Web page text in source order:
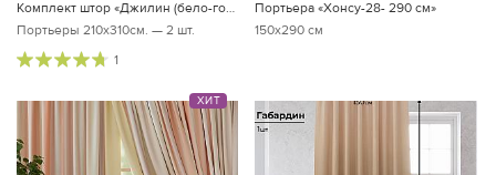
Комплект штор «Джилин (бело-голубой)»
Портьеры 210х310см. — 2 шт.
1
Портьера «Хонсу-28- 290 см»
150x290 см
ХИТ